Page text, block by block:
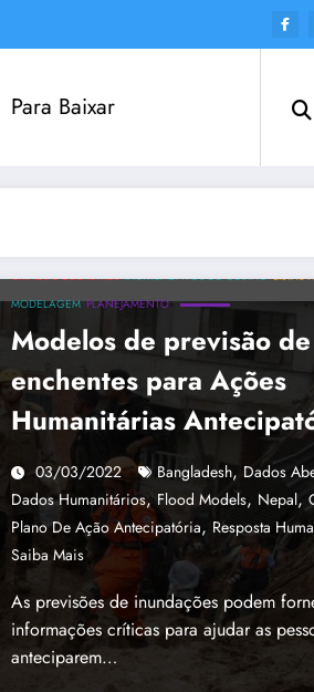
Para Baixar
CRIMES E DESASTRES INSTRUMENTOS DE GESTÃO LISTAS
MODELAGEM PLANEJAMENTO
Modelos de previsão de
enchentes para Ações
Humanitárias
03/03/2022 Bangladesh, Dados
Dados Humanitários, Flood Models, Nepal,
Plano De Ação Antecipatória, Resposta
Saiba Mais
As previsões de inundações podem
informações críticas para ajudar as
anteciparem…